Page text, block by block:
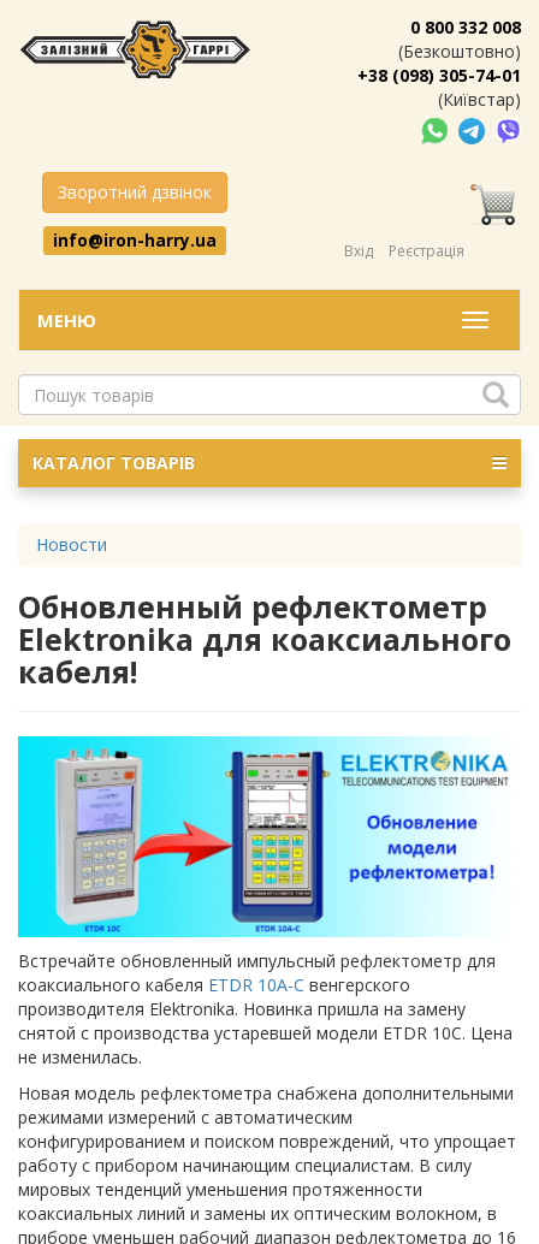
0 800 332 008
(Безкоштовно)
+38 (098) 305-74-01
(Київстар)
Зворотний дзвінок
info@iron-harry.ua
Вхід Реєстрація
Меню
МЕНЮ
КАТАЛОГ ТОВАРІВ
Новости
Обновленный рефлектометр
Elektronika для коаксиального
кабеля!
Встречайте обновленный импульсный рефлектометр для
коаксиального кабеля ETDR 10A-C венгерского
производителя Elektronika. Новинка пришла на замену
снятой с производства устаревшей модели ETDR 10C. Цена
не изменилась.
Новая модель рефлектометра снабжена дополнительными
режимами измерений с автоматическим
конфигурированием и поиском повреждений, что упрощает
работу с прибором начинающим специалистам. В силу
мировых тенденций уменьшения протяженности
коаксиальных линий и замены их оптическим волокном, в
приборе уменьшен рабочий диапазон рефлектометра до 16